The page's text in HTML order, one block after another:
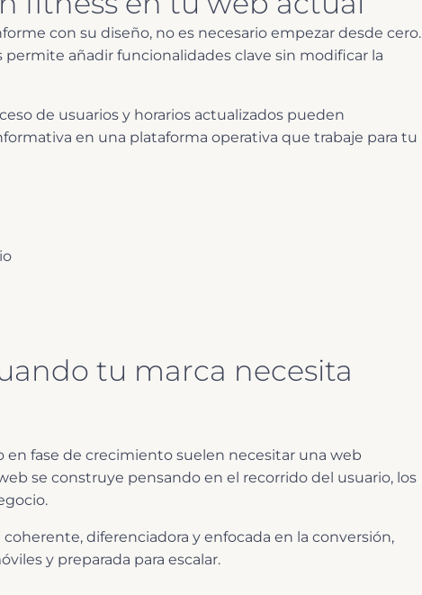
con su diseño, no es necesario empezar desde cero.
añadir funcionalidades clave sin modificar la
de usuarios y horarios actualizados pueden
en una plataforma operativa que trabaje para tu
tu marca necesita
en fase de crecimiento suelen necesitar una web
se construye pensando en el recorrido del usuario, los
diferenciadora y enfocada en la conversión,
y preparada para escalar.